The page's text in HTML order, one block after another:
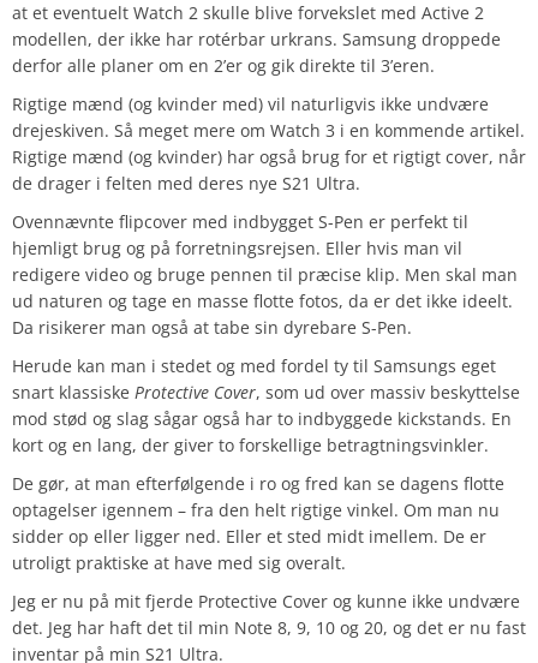
at et eventuelt Watch 2 skulle blive forvekslet med Active 2
modellen, der ikke har rotérbar urkrans. Samsung droppede
derfor alle planer om en 2’er og gik direkte til 3’eren.
Rigtige mænd (og kvinder med) vil naturligvis ikke undvære
drejeskiven. Så meget mere om Watch 3 i en kommende artikel.
Rigtige mænd (og kvinder) har også brug for et rigtigt cover, når
de drager i felten med deres nye S21 Ultra.
Ovennævnte flipcover med indbygget S-Pen er perfekt til
hjemligt brug og på forretningsrejsen. Eller hvis man vil
redigere video og bruge pennen til præcise klip. Men skal man
ud naturen og tage en masse flotte fotos, da er det ikke ideelt.
Da risikerer man også at tabe sin dyrebare S-Pen.
Herude kan man i stedet og med fordel ty til Samsungs eget
snart klassiske Protective Cover, som ud over massiv beskyttelse
mod stød og slag sågar også har to indbyggede kickstands. En
kort og en lang, der giver to forskellige betragtningsvinkler.
De gør, at man efterfølgende i ro og fred kan se dagens flotte
optagelser igennem – fra den helt rigtige vinkel. Om man nu
sidder op eller ligger ned. Eller et sted midt imellem. De er
utroligt praktiske at have med sig overalt.
Jeg er nu på mit fjerde Protective Cover og kunne ikke undvære
det. Jeg har haft det til min Note 8, 9, 10 og 20, og det er nu fast
inventar på min S21 Ultra.